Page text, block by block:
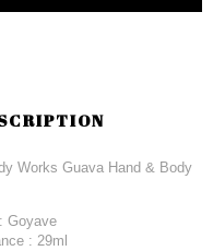
Works Guava Hand & Body
Goyave
: 29ml